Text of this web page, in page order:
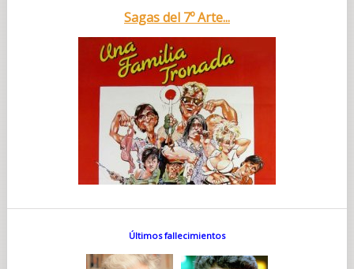
Sagas del 7º Arte...
Últimos fallecimientos